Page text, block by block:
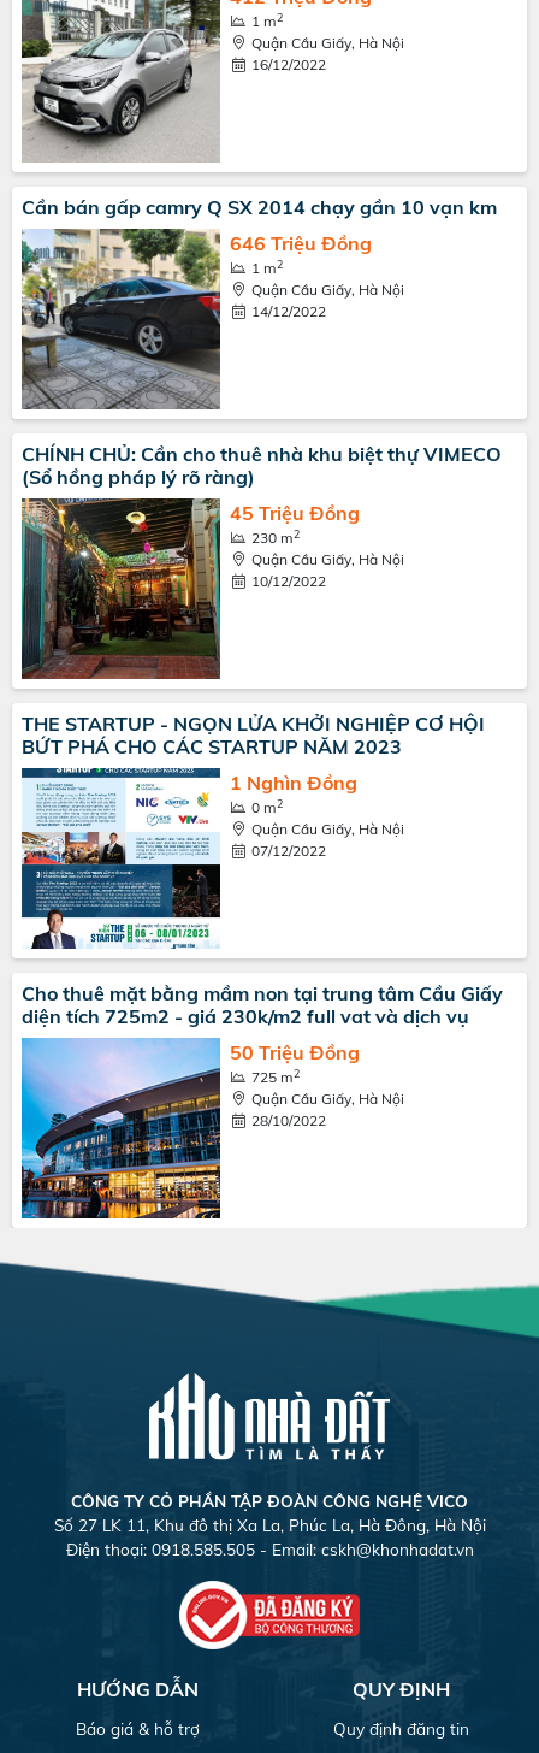
1 m2
Quận Cầu Giấy, Hà Nội
16/12/2022
Cần bán gấp camry Q SX 2014 chạy gần 10 vạn km
646 Triệu Đồng
1 m2
Quận Cầu Giấy, Hà Nội
14/12/2022
CHÍNH CHỦ: Cần cho thuê nhà khu biệt thự VIMECO
(Sổ hồng pháp lý rõ ràng)
45 Triệu Đồng
230 m2
Quận Cầu Giấy, Hà Nội
10/12/2022
THE STARTUP - NGỌN LỬA KHỞI NGHIỆP CƠ HỘI
BỨT PHÁ CHO CÁC STARTUP NĂM 2023
1 Nghìn Đồng
0 m2
Quận Cầu Giấy, Hà Nội
07/12/2022
Cho thuê mặt bằng mầm non tại trung tâm Cầu Giấy
diện tích 725m2 - giá 230k/m2 full vat và dịch vụ
50 Triệu Đồng
725 m2
Quận Cầu Giấy, Hà Nội
28/10/2022
CÔNG TY CỎ PHẦN TẬP ĐOÀN CÔNG NGHỆ VICO
Số 27 LK 11, Khu đô thị Xa La, Phúc La, Hà Đông, Hà Nội
Điện thoại: 0918.585.505 - Email: cskh@khonhadat.vn
HƯỚNG DẪN
Báo giá & hỗ trợ
QUY ĐỊNH
Quy định đăng tin